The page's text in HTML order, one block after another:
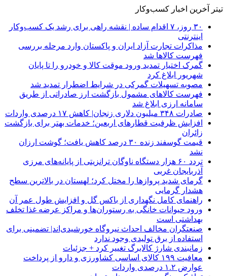
تیتر آخرین اخبار کسب‌وکار
۳۰ روز، ۷ اقدام ساده | نقشه راهی برای رشد یک کسب‌وکار
اینترنتی
مذاکرات تجارت آزاد ایران و پاکستان وارد مرحله بررسی
فهرست کالاها شد
گمرک اختیار تمدید ورود موقت کالا و خودرو را تا پایان
شهریور ابلاغ کرد
مصوبه تسهیلات گمرکی در شرایط اضطرار تمدید شد
فهرست کالاهای مشمول بازگشت ارز صادراتی از طریق
سامانه ارزی ابلاغ شد
صادرات ۳۴۸ میلیون دلاری زنجان| ‌کاهش ۱۷ درصدی واردات
افزایش ظرفیت قطارهای اربعین؛ خدمات بهتر برای بازگشت
زائران
قیمت گوسفند زنده ۳۰ درصد کاهش یافت؛ گوشت ارزان
نشد
تردد ۶۰ هزار دستگاه ناوگان ترانزیتی از پایانه‌های مرزی
آذربایجان ‌غربی
گرمای شدید پروازها را مختل کرد؛ لهستان در بالاترین سطح
هشدار گرمایی
راهنمای کامل نگهداری از باکس گل و افزایش طول عمر آن
ورود حیوانات خانگی به رستوران‌ها و مراکز عرضه غذا تخلف
بهداشتی است
صنعتگران مخالف احداث نیروگاه خورشیدی‌اند| تضمینی برای
استفاده از برق تولیدی وجود ندارد
زمانبندی شارژ کالابرگ تغییر کرد + جزئیات
معافیت ۱۹۹ کالای اساسی کشاورزی و دارو از پرداخت
عوارض ۱.۲ درصدی واردات